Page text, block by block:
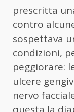
prescritta
contro
sospettava
condizioni,
peggiorare:
ulcere
nervo